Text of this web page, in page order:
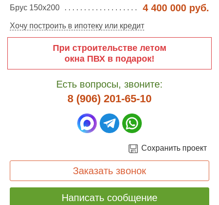
Брус 150х200 4 400 000 руб.
Хочу построить в ипотеку или кредит
При строительстве летом
окна ПВХ в подарок!
Есть вопросы, звоните:
8 (906) 201-65-10
Сохранить проект
Заказать звонок
Написать сообщение